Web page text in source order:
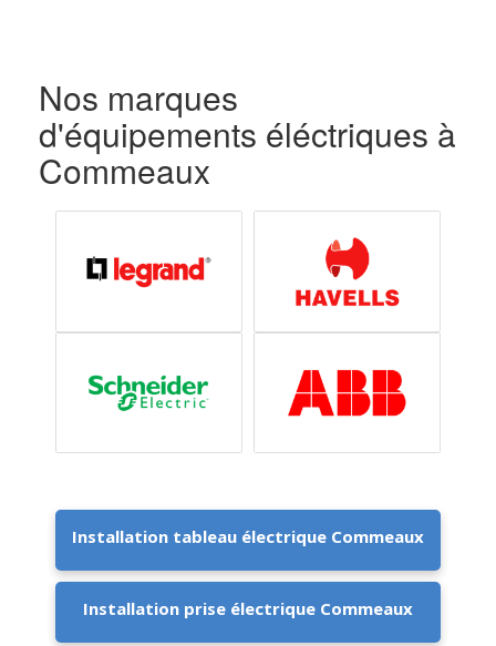
Nos marques
d'équipements éléctriques à
Commeaux
Installation tableau électrique Commeaux
Installation prise électrique Commeaux